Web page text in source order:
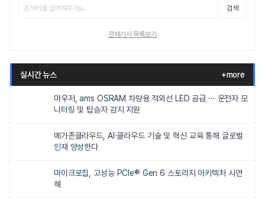
검색
전체기사 목록보기
실시간 뉴스 +more
마우저, ams OSRAM 차량용 적외선 LED 공급 ··· 운전자 모
니터링 및 탑승자 감지 지원
메가존클라우드, AI·클라우드 기술 및 혁신 교육 통해 글로벌
인재 양성한다
마이크로칩, 고성능 PCIe® Gen 6 스토리지 아키텍처 시연
해